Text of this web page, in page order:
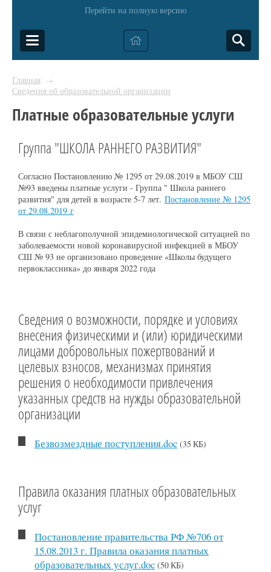
Перейти на полную версию
Главная →
Сведения об образовательной организации
Платные образовательные услуги
Группа "ШКОЛА РАННЕГО РАЗВИТИЯ"
Согласно Постановлению № 1295 от 29.08.2019 в МБОУ СШ
№93 введены платные услуги - Группа " Школа раннего
развития" для детей в возрасте 5-7 лет. Постановление № 1295
от 29.08.2019 г
В связи с неблагополучной эпидемиологической ситуацией по
заболеваемости новой коронавирусной инфекцией в МБОУ
СШ № 93 не организовано проведение «Школы будущего
первоклассника» до января 2022 года
Сведения о возможности, порядке и условиях
внесения физическими и (или) юридическими
лицами добровольных пожертвований и
целевых взносов, механизмах принятия
решения о необходимости привлечения
указанных средств на нужды образовательной
организации
Безвозмездные поступления.doc (35 КБ)
Правила оказания платных образовательных
услуг
Постановление правительства РФ №706 от
15.08.2013 г. Правила оказания платных
образовательных услуг.doc (50 КБ)